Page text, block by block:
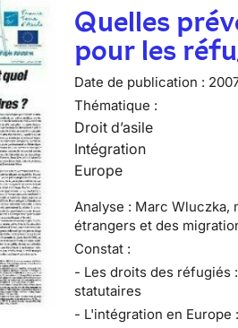
Quelles
pour les
Date de publication :
Thématique :
Droit d’asile
Intégration
Europe
Analyse : Marc
étrangers et des
Constat :
- Les droits des réfugiés
statutaires
- L'intégration en Europe